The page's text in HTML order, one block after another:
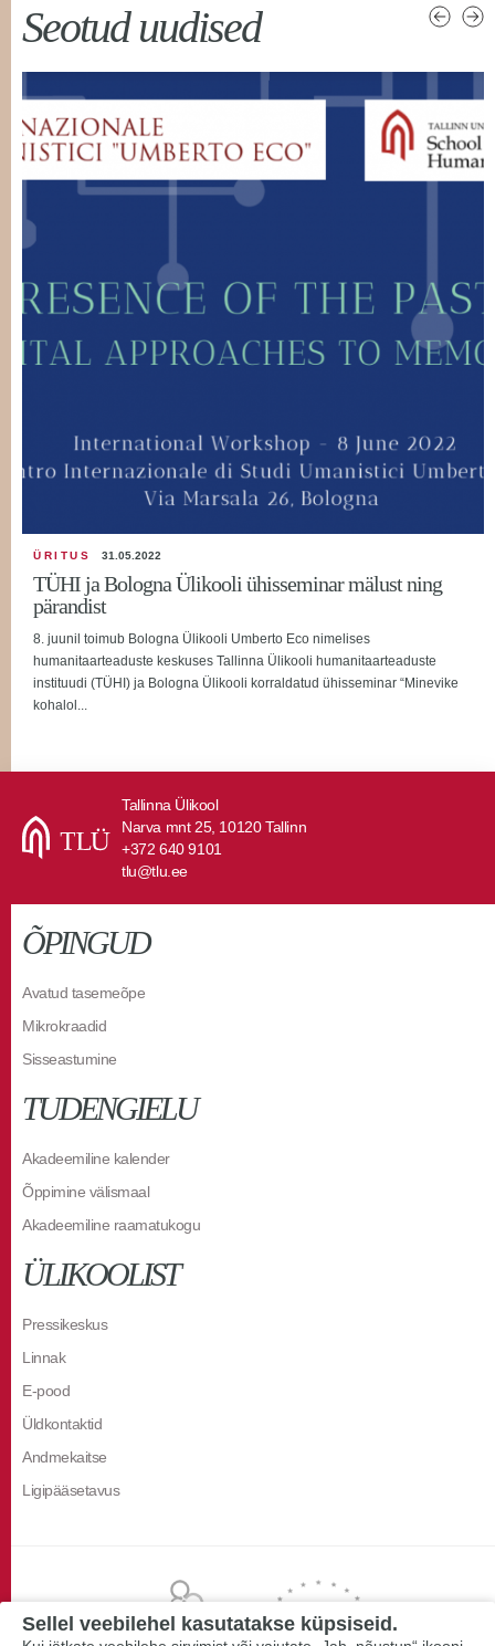
Seotud uudised
ÜRITUS 31.05.2022
TÜHI ja Bologna Ülikooli ühisseminar mälust ning
pärandist
8. juunil toimub Bologna Ülikooli Umberto Eco nimelises
humanitaarteaduste keskuses Tallinna Ülikooli humanitaarteaduste
instituudi (TÜHI) ja Bologna Ülikooli korraldatud ühisseminar “Minevike
kohalol...
Tallinna Ülikool
Narva mnt 25, 10120 Tallinn
+372 640 9101
tlu@tlu.ee
ÕPINGUD
Avatud tasemeõpe
Mikrokraadid
Sisseastumine
TUDENGIELU
Akadeemiline kalender
Õppimine välismaal
Akadeemiline raamatukogu
ÜLIKOOLIST
Pressikeskus
Linnak
E-pood
Üldkontaktid
Andmekaitse
Ligipääsetavus
Sellel veebilehel kasutatakse küpsiseid.